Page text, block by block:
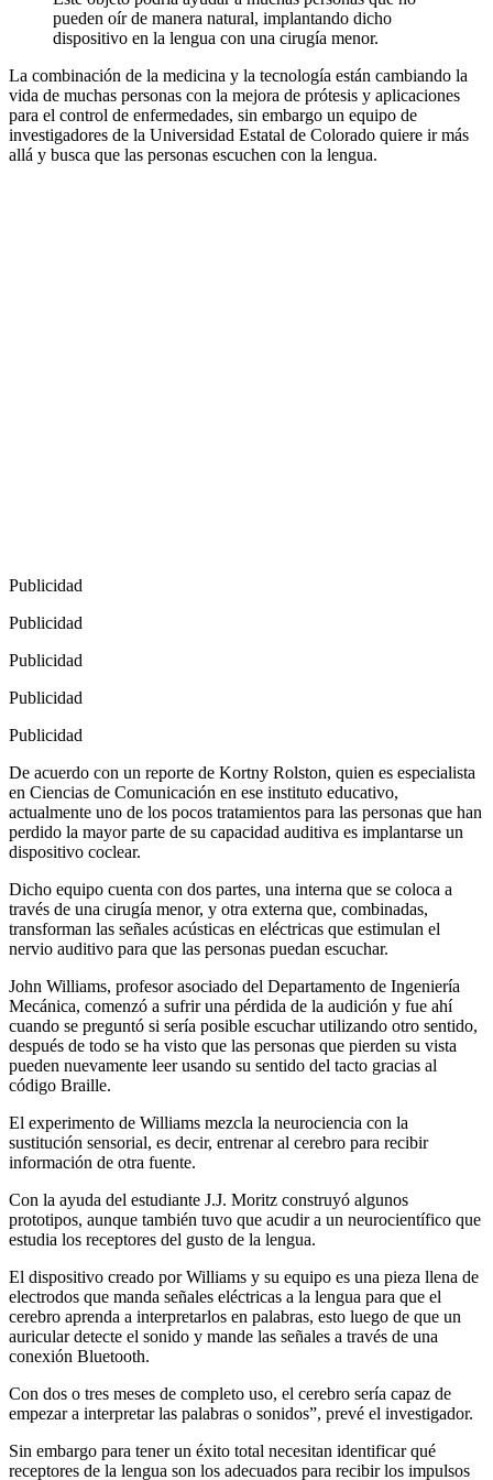
pueden oír de manera natural, implantando dicho
dispositivo en la lengua con una cirugía menor.
La combinación de la medicina y la tecnología están cambiando la
vida de muchas personas con la mejora de prótesis y aplicaciones
para el control de enfermedades, sin embargo un equipo de
investigadores de la Universidad Estatal de Colorado quiere ir más
allá y busca que las personas escuchen con la lengua.
Publicidad
Publicidad
Publicidad
Publicidad
Publicidad
De acuerdo con un reporte de Kortny Rolston, quien es especialista
en Ciencias de Comunicación en ese instituto educativo,
actualmente uno de los pocos tratamientos para las personas que han
perdido la mayor parte de su capacidad auditiva es implantarse un
dispositivo coclear.
Dicho equipo cuenta con dos partes, una interna que se coloca a
través de una cirugía menor, y otra externa que, combinadas,
transforman las señales acústicas en eléctricas que estimulan el
nervio auditivo para que las personas puedan escuchar.
John Williams, profesor asociado del Departamento de Ingeniería
Mecánica, comenzó a sufrir una pérdida de la audición y fue ahí
cuando se preguntó si sería posible escuchar utilizando otro sentido,
después de todo se ha visto que las personas que pierden su vista
pueden nuevamente leer usando su sentido del tacto gracias al
código Braille.
El experimento de Williams mezcla la neurociencia con la
sustitución sensorial, es decir, entrenar al cerebro para recibir
información de otra fuente.
Con la ayuda del estudiante J.J. Moritz construyó algunos
prototipos, aunque también tuvo que acudir a un neurocientífico que
estudia los receptores del gusto de la lengua.
El dispositivo creado por Williams y su equipo es una pieza llena de
electrodos que manda señales eléctricas a la lengua para que el
cerebro aprenda a interpretarlos en palabras, esto luego de que un
auricular detecte el sonido y mande las señales a través de una
conexión Bluetooth.
Con dos o tres meses de completo uso, el cerebro sería capaz de
empezar a interpretar las palabras o sonidos”, prevé el investigador.
Sin embargo para tener un éxito total necesitan identificar qué
receptores de la lengua son los adecuados para recibir los impulsos